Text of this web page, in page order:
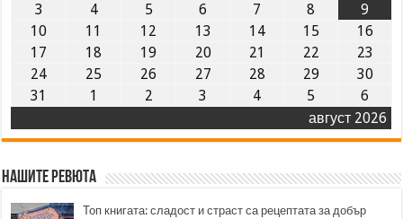
август 2026
3
4 5 6 7 8
9
10
11 12 13 14 15
16
17
18 19 20 21 22
23
24
25 26 27 28 29
30
31
1 2 3 4 5 6
Нашите ревюта
Топ книгата: сладост и страст са рецептата за добър